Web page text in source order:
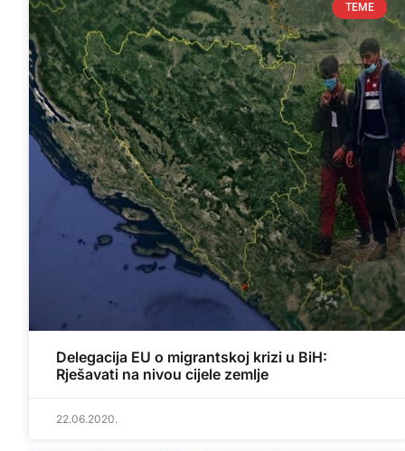
TEME
Delegacija EU o migrantskoj krizi u BiH:
Rješavati na nivou cijele zemlje
22.06.2020.